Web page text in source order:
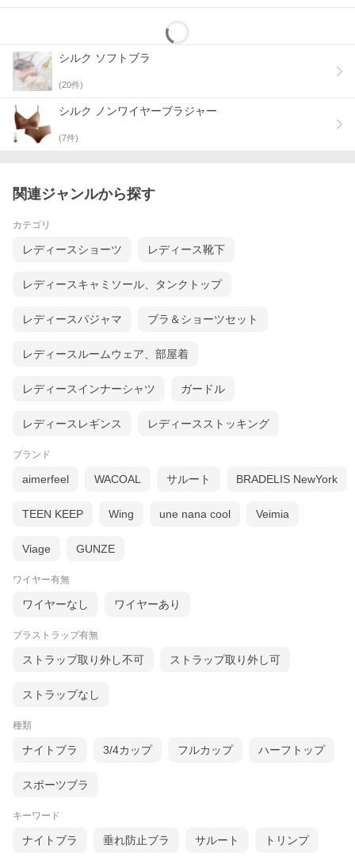
オーガニックコットンにストレッチを効かせた生地でとっ
ても伸びがよく、柔らかくやさしい生地感。カップ裏はシ
ルクだから、滑らかな肌当たりで敏感肌の方にも優しい肌
り、肩紐を隠して着用頂けるように、適度なフィット感が
あります。上縁にゴムを入れることで、かかんでも胸元が
覗きにくいのがうれしいポイントです。
生地について
オーガニックコットン ガーゼベア天
オーガニックコットンは、3年以上農薬や化学肥料を使わ
シルク ソフトブラ
(20件)
シルク ノンワイヤーブラジャー
(7件)
関連ジャンルから探す
カテゴリ
レディースショーツ レディース靴下
レディースキャミソール、タンクトップ
レディースパジャマ ブラ＆ショーツセット
レディースルームウェア、部屋着
レディースインナーシャツ ガードル
レディースレギンス レディースストッキング
ブランド
aimerfeel WACOAL サルート BRADELIS NewYork
TEEN KEEP Wing une nana cool Veimia
Viage GUNZE
ワイヤー有無
ワイヤーなし ワイヤーあり
ブラストラップ有無
ストラップ取り外し不可 ストラップ取り外し可
ストラップなし
種類
ナイトブラ 3/4カップ フルカップ ハーフトップ
スポーツブラ
キーワード
ナイトブラ 垂れ防止ブラ サルート トリンプ